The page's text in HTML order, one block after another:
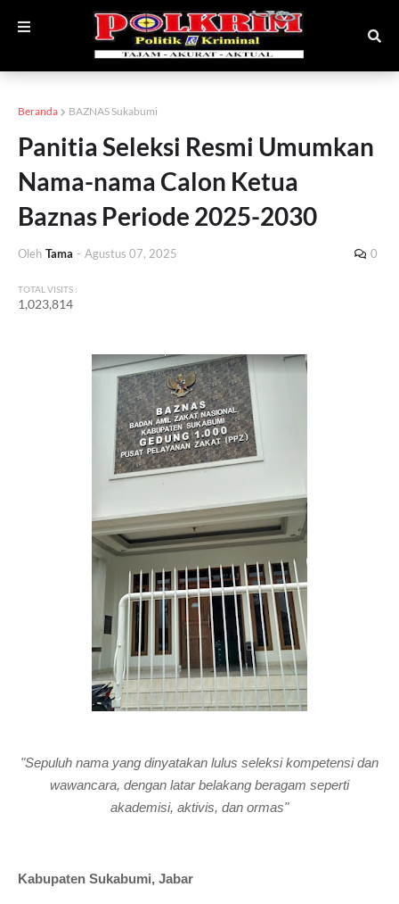
Beranda BAZNAS Sukabumi
Panitia Seleksi Resmi Umumkan
Nama-nama Calon Ketua
Baznas Periode 2025-2030
Oleh Tama - Agustus 07, 2025 0
TOTAL VISITS :
1,023,814
"Sepuluh nama yang dinyatakan lulus seleksi kompetensi dan
wawancara, dengan latar belakang beragam seperti
akademisi, aktivis, dan ormas"
Kabupaten Sukabumi, Jabar